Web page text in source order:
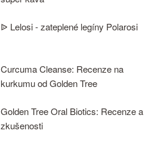
ᐉ Lelosi - zateplené legíny Polarosi
Curcuma Cleanse: Recenze na
kurkumu od Golden Tree
Golden Tree Oral Biotics: Recenze a
zkušenosti